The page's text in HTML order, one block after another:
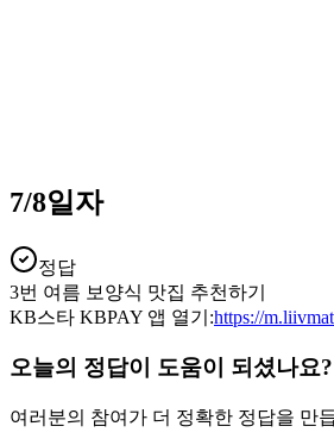
7/8일자
정답
3번 여름 보양식 맛집 추천하기
KB스타 KBPAY 앱 열기:https://
오늘의 정답이 도움이 되셨나요?
여러분의 참여가 더 정확한 정답을 만